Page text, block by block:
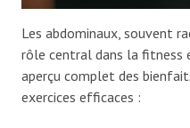
Les abdominaux, souvent
rôle central dans la fitness
aperçu complet des
exercices efficaces :